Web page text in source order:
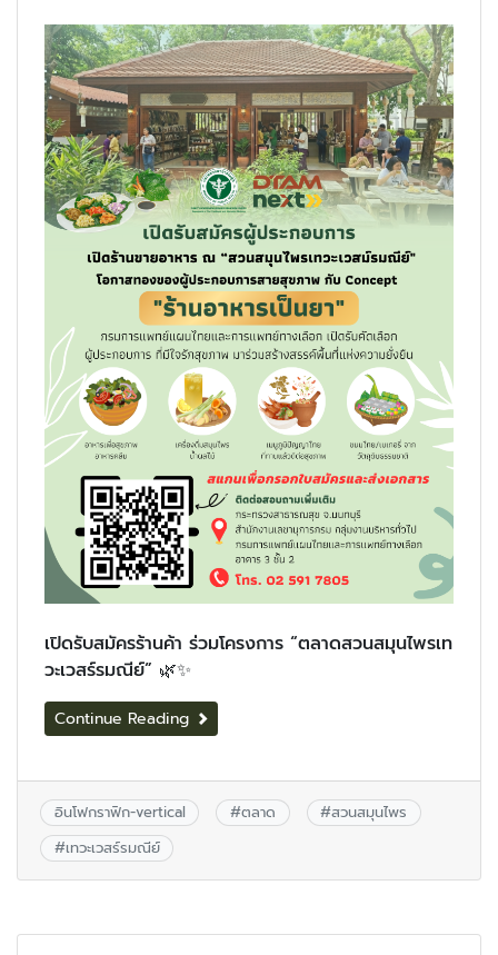
เปิดรับสมัครร้านค้า ร่วมโครงการ “ตลาดสวนสมุนไพรเท
วะเวสร์รมณีย์” 🌿✨
Continue Reading
อินโฟกราฟิก-vertical #ตลาด #สวนสมุนไพร
#เทวะเวสร์รมณีย์